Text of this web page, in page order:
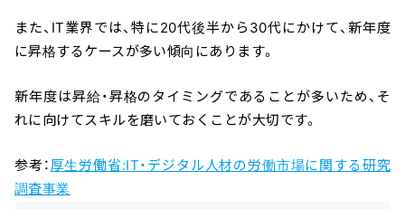
また、IT業界では、特に20代後半から30代にかけて、新年度
に昇格するケースが多い傾向にあります。
新年度は昇給・昇格のタイミングであることが多いため、そ
れに向けてスキルを磨いておくことが大切です。
参考： 厚生労働省:IT・デジタル人材の労働市場に関する研究
調査事業